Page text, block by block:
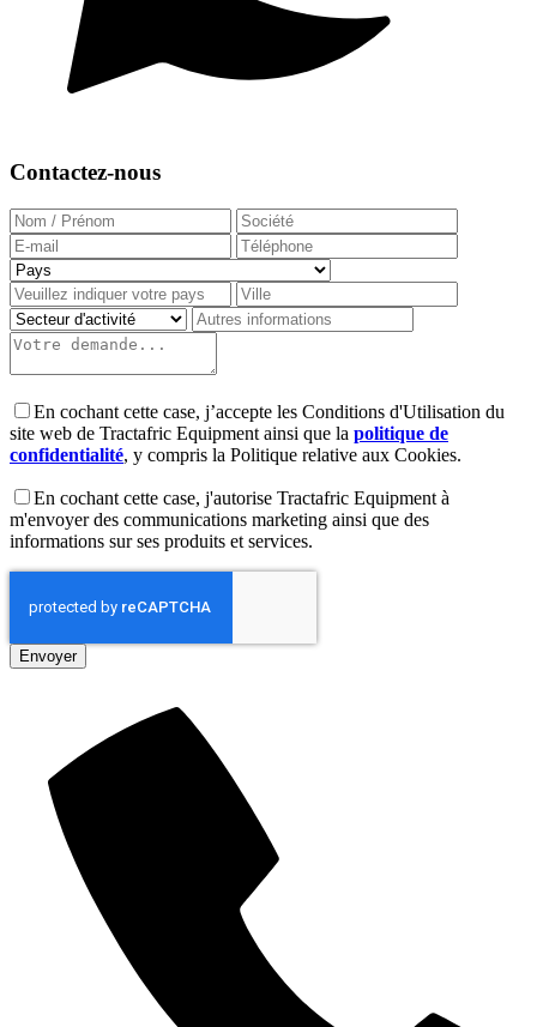
Contactez-nous
En cochant cette case, j’accepte les Conditions d'Utilisation du
site web de Tractafric Equipment ainsi que la politique de
confidentialité, y compris la Politique relative aux Cookies.
En cochant cette case, j'autorise Tractafric Equipment à
m'envoyer des communications marketing ainsi que des
informations sur ses produits et services.